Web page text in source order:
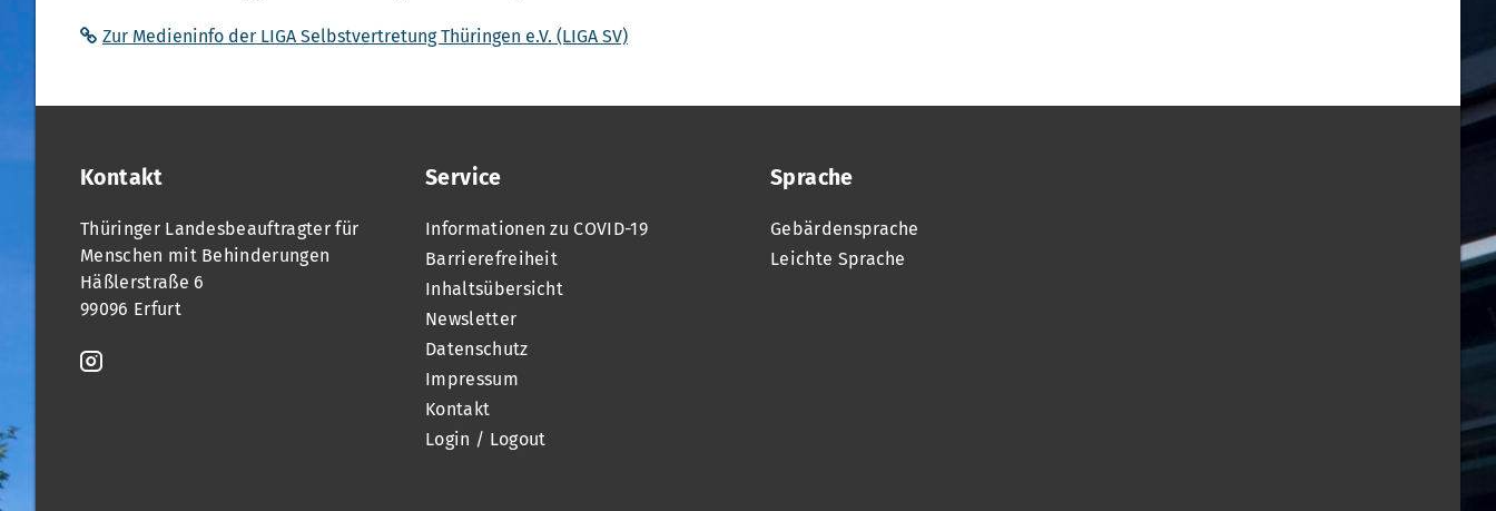
Zur Medieninfo der LIGA Selbstvertretung Thüringen e.V. (LIGA SV)
Kontakt
Thüringer Landesbeauftragter für
Menschen mit Behinderungen
Häßlerstraße 6
99096 Erfurt
Service
Informationen zu COVID-19
Barrierefreiheit
Inhaltsübersicht
Newsletter
Datenschutz
Impressum
Kontakt
Login / Logout
Sprache
Gebärdensprache
Leichte Sprache